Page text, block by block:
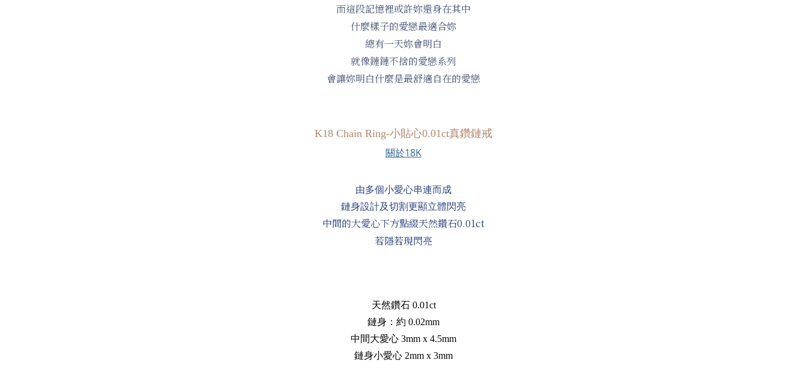
而這段記憶裡或許妳還身在其中
什麼樣子的愛戀最適合妳
總有一天妳會明白
就像鏈鏈不捨的愛戀系列
會讓妳明白什麼是最舒適自在的愛戀
K18 Chain Ring-小貼心0.01ct真鑽鏈戒
關於18K
由多個小愛心串連而成
鏈身設計及切割更顯立體閃亮
中間的大愛心下方點綴天然鑽石0.01ct
若隱若現閃亮
天然鑽石 0.01ct
鏈身：約 0.02mm
中間大愛心 3mm x 4.5mm
鏈身小愛心 2mm x 3mm